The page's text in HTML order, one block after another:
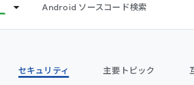
Android ソースコード検索
セキュリティ 主要トピック